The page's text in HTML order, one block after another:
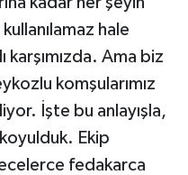
hale
Ama biz
komşularımız
İşte bu anlayışla,
Ekip
fedakarca